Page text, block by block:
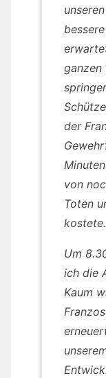
ganzen
der
von
Toten
kostete.
Um
ich die
Kaum